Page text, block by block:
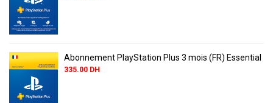
Abonnement PlayStation Plus 3 mois (FR) Essential
335.00 DH